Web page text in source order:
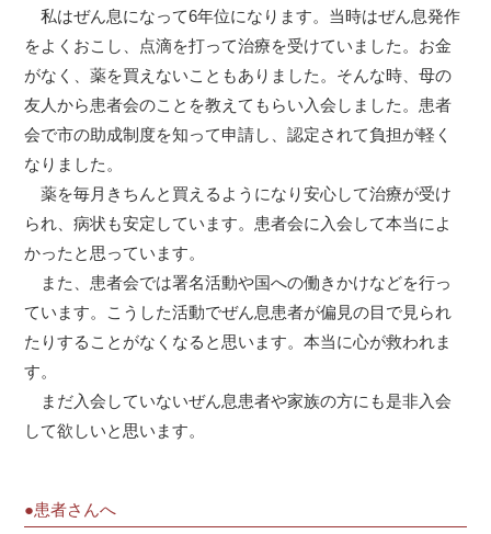
私はぜん息になって6年位になります。当時はぜん息発作
をよくおこし、点滴を打って治療を受けていました。お金
がなく、薬を買えないこともありました。そんな時、母の
友人から患者会のことを教えてもらい入会しました。患者
会で市の助成制度を知って申請し、認定されて負担が軽く
なりました。
薬を毎月きちんと買えるようになり安心して治療が受け
られ、病状も安定しています。患者会に入会して本当によ
かったと思っています。
また、患者会では署名活動や国への働きかけなどを行っ
ています。こうした活動でぜん息患者が偏見の目で見られ
たりすることがなくなると思います。本当に心が救われま
す。
まだ入会していないぜん息患者や家族の方にも是非入会
して欲しいと思います。
●患者さんへ